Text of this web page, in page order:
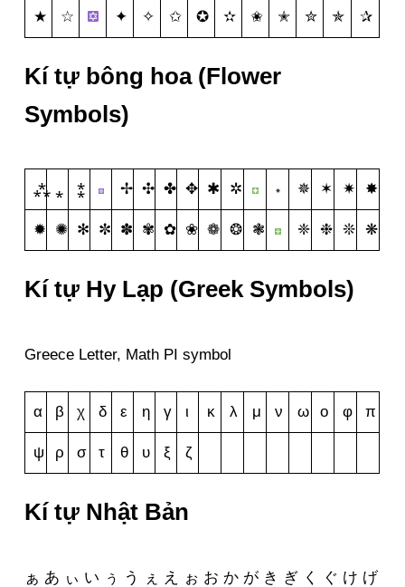
★ ☆ ✦ ✧ ✩ ✪ ✫ ✬ ✭ ✮ ✯ ✰
Kí tự bông hoa (Flower
Symbols)
⁂ ⁎ ⁑ ✢ ✣ ✤ ✥ ✱ ✲ ✵ ✶ ✷ ✸
✹ ✺ ✻ ✼ ✽ ✾ ✿ ❀ ❁ ❂ ❃ ❈ ❉ ❊ ❋
Kí tự Hy Lạp (Greek Symbols)
Greece Letter, Math PI symbol
α β χ δ ε η γ ι κ λ μ ν ω ο φ π
ψ ρ σ τ θ υ ξ ζ
Kí tự Nhật Bản
ぁ あ ぃ い ぅ う ぇ え ぉ お か が き ぎ く ぐ け げ